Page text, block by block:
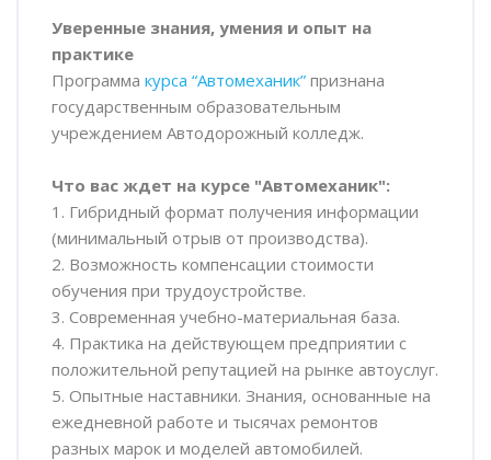
Уверенные знания, умения и опыт на
практике
Программа курса “Автомеханик” признана
государственным образовательным
учреждением Автодорожный колледж.
Что вас ждет на курсе "Автомеханик":
1. Гибридный формат получения информации
(минимальный отрыв от производства).
2. Возможность компенсации стоимости
обучения при трудоустройстве.
3. Современная учебно-материальная база.
4. Практика на действующем предприятии с
положительной репутацией на рынке автоуслуг.
5. Опытные наставники. Знания, основанные на
ежедневной работе и тысячах ремонтов
разных марок и моделей автомобилей.